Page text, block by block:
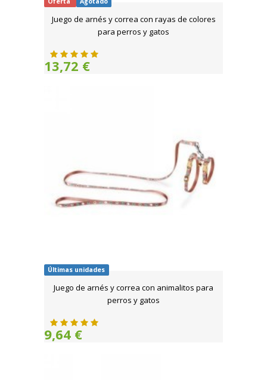
Juego de arnés y correa con rayas de colores
para perros y gatos
13,72 €
Últimas unidades
Juego de arnés y correa con animalitos para
perros y gatos
9,64 €